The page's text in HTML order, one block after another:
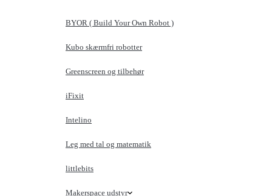
BYOR ( Build Your Own Robot )
Kubo skærmfri robotter
Greenscreen og tilbehør
iFixit
Intelino
Leg med tal og matematik
littlebits
Makerspace udstyr